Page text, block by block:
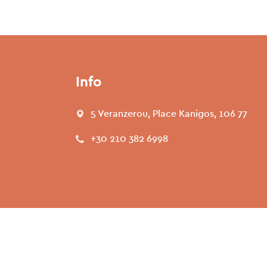
Info
5 Veranzerou, Place Kanigos, 106 77
+30 210 382 6998